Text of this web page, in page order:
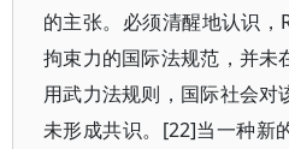
的主张。必须清醒地认识，
拘束力的国际法规范，并未
用武力法规则，国际社会对
未形成共识。[22]当一种新